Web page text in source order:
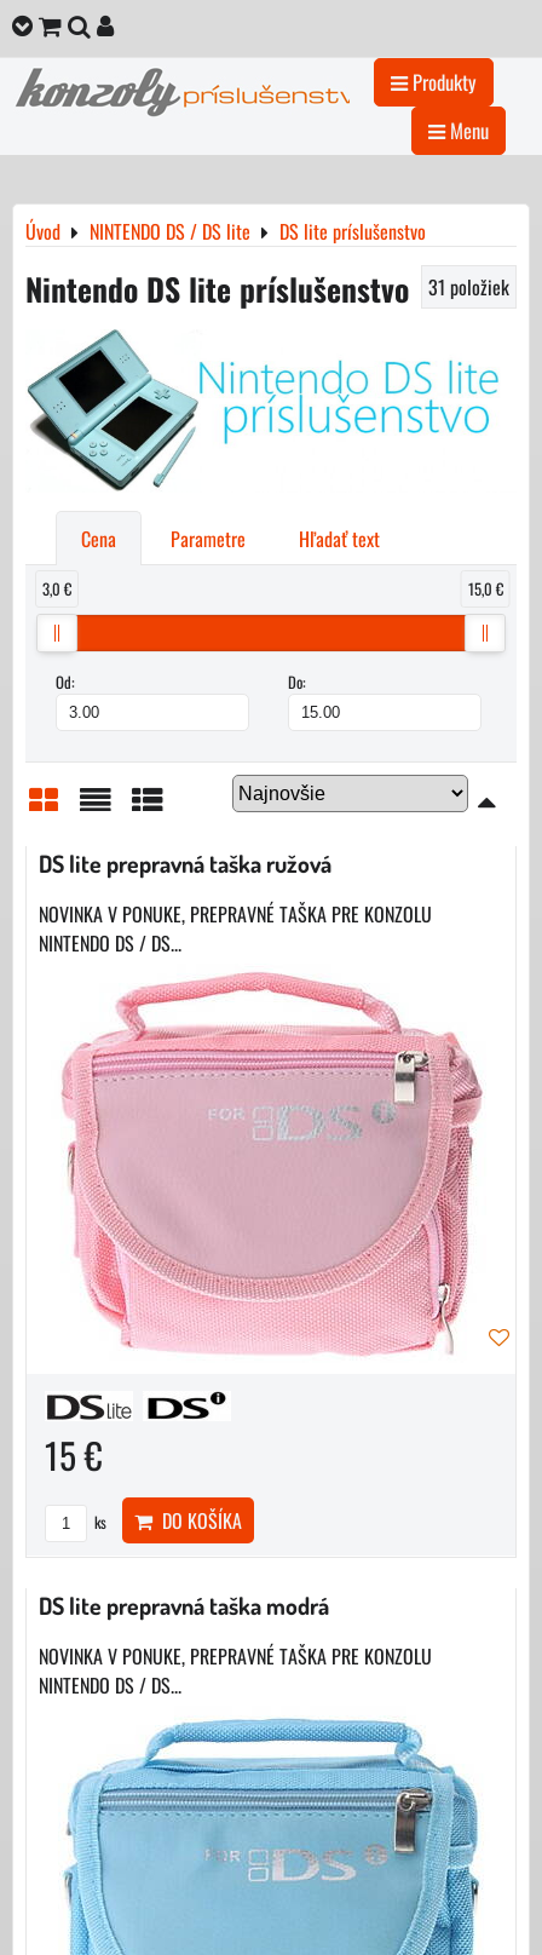
Produkty
Menu
Úvod NINTENDO DS / DS lite DS lite príslušenstvo
Nintendo DS lite príslušenstvo 31 položiek
Cena Parametre Hľadať text
Od: Do:
3,0 € 15,0 €
MriežkaZoznam Tabuľka
DS lite prepravná taška ružová
NOVINKA V PONUKE, PREPRAVNÉ TAŠKA PRE KONZOLU
NINTENDO DS / DS...
15 €
ks DO KOŠÍKA
DS lite prepravná taška modrá
NOVINKA V PONUKE, PREPRAVNÉ TAŠKA PRE KONZOLU
NINTENDO DS / DS...